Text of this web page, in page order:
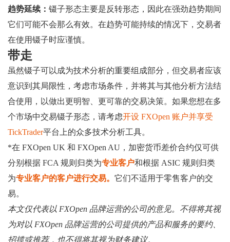
趋势延续： 镊子形态主要是反转形态，因此在强劲趋势期间
它们可能不会那么有效。在趋势可能持续的情况下，交易者
在使用镊子时应谨慎。
带走
虽然镊子可以成为技术分析的重要组成部分，但交易者应该
意识到其局限性，考虑市场条件，并将其与其他分析方法结
合使用，以做出更明智、更可靠的交易决策。如果您想在多
个市场中交易镊子形态，请考虑开设 FXOpen 账户并享受
TickTrader平台上的众多技术分析工具。
*在 FXOpen UK 和 FXOpen AU，加密货币差价合约仅可供
分别根据 FCA 规则归类为专业客户和根据 ASIC 规则归类
为专业客户的客户进行交易。 它们不适用于零售客户的交
易。
本文仅代表以 FXOpen 品牌运营的公司的意见。不得将其视
为对以 FXOpen 品牌运营的公司提供的产品和服务的要约、
招揽或推荐，也不得将其视为财务建议。